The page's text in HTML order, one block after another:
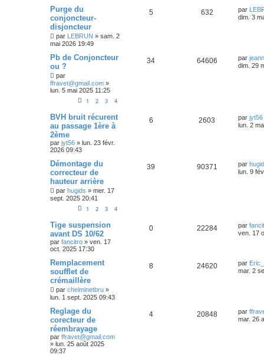
Purge du
conjoncteur-
disjoncteur
par LEBRUN » sam. 2
mai 2026 19:49
5 632 par
dim. 3
Pb de Conjoncteur
ou ?
par
ffravet@gmail.com »
lun. 5 mai 2025 11:25
1 2 3 4
34 64606 par
dim. 29
BVH bruit récurent
au passage 1ère à
2ème
par jyt56 » lun. 23 févr.
2026 09:43
6 2603 par jyt56
lun. 2
Démontage du
correcteur de
hauteur arrière
par hugids » mer. 17
sept. 2025 20:41
1 2 3 4
39 90371 par
lun. 9
Tige suspension
avant DS 10/62
par fancitro » ven. 17
oct. 2025 17:30
0 22284 par
ven. 17
Remplacement
soufflet de
crémaillère
par chelminetbru »
lun. 1 sept. 2025 09:43
8 24620 par
mar. 2
Reglage du
corecteur de
réembrayage
par ffravet@gmail.com
» lun. 25 août 2025
09:37
4 20848 par
mar. 26